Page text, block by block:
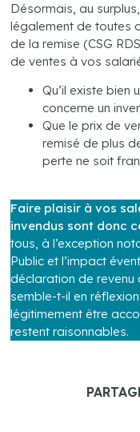
Désormais, au
légalement de toutes
de la remise (CSG
de ventes à vos
Qu’il existe
concerne un
Que le prix de
remisé de plus
perte ne soit
Faire plaisir à vos
invendus sont donc
tous, à l’exception
Public et l’impact
déclaration de revenu
semble-t-il en
légitimement être
restent raisonnables.